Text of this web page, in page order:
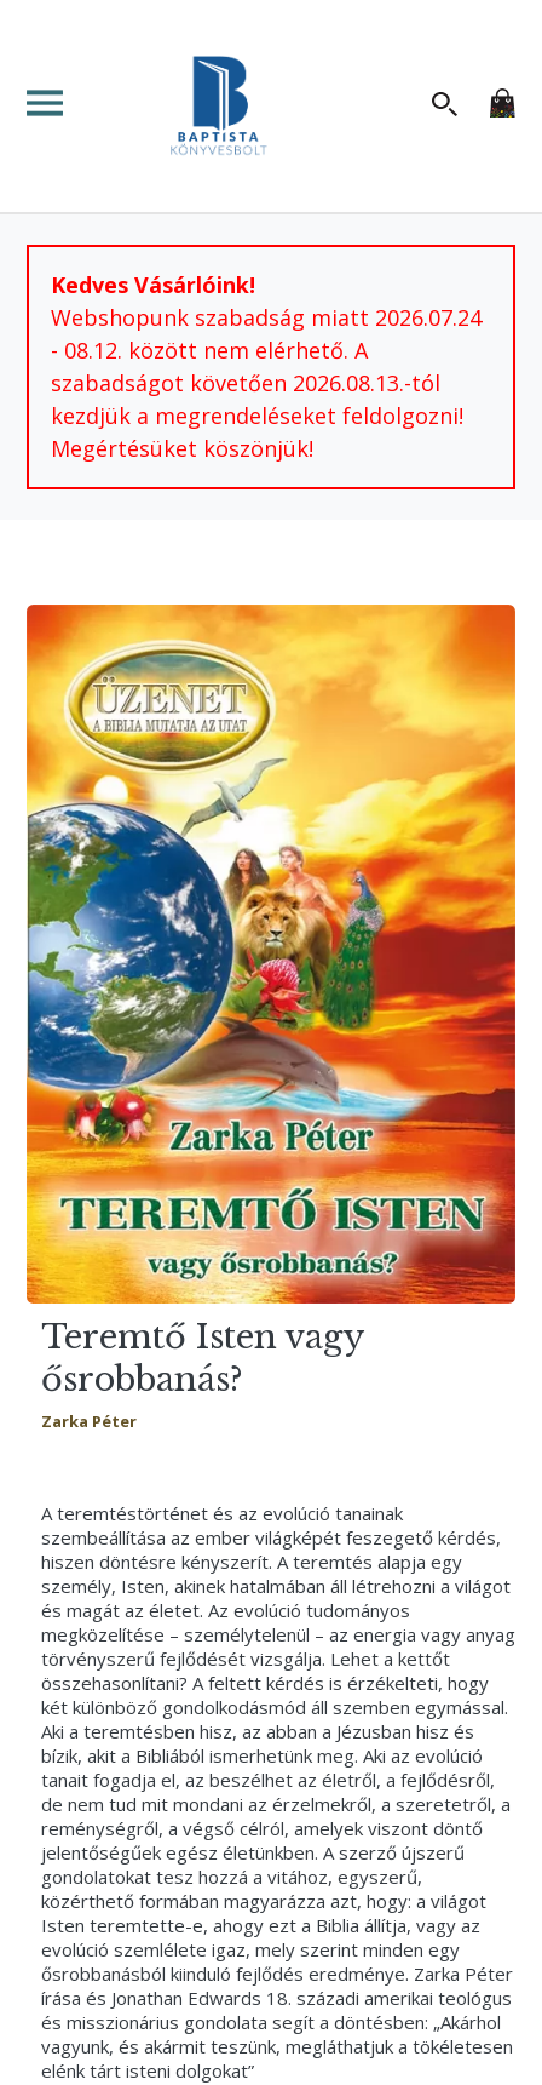
Kedves Vásárlóink!
Webshopunk szabadság miatt 2026.07.24
- 08.12. között nem elérhető. A
szabadságot követően 2026.08.13.-tól
kezdjük a megrendeléseket feldolgozni!
Megértésüket köszönjük!
Teremtő Isten vagy
ősrobbanás?
Zarka Péter
A teremtéstörténet és az evolúció tanainak
szembeállítása az ember világképét feszegető kérdés,
hiszen döntésre kényszerít. A teremtés alapja egy
személy, Isten, akinek hatalmában áll létrehozni a világot
és magát az életet. Az evolúció tudományos
megközelítése – személytelenül – az energia vagy anyag
törvényszerű fej­lődését vizsgálja. Lehet a kettőt
összehasonlítani? A feltett kérdés is érzékelteti, hogy
két különböző gondolkodásmód áll szemben egymással.
Aki a teremtésben hisz, az abban a Jézusban hisz és
bízik, akit a Bibliából ismerhetünk meg. Aki az evolúció
tanait fogadja el, az beszélhet az életről, a fejlődésről,
de nem tud mit mondani az érzelmekről, a szeretetről, a
reménységről, a végső célról, amelyek viszont döntő
jelentőségűek egész életünkben. A szerző újszerű
gondolatokat tesz hozzá a vitához, egy­szerű,
közérthető formában magyarázza azt, hogy: a világot
Isten teremtette-e, ahogy ezt a Biblia állítja, vagy az
evolúció szemlélete igaz, mely szerint minden egy
ősrobbanásból kiin­duló fejlődés eredménye. Zarka Péter
írása és Jonathan Edwards 18. századi amerikai teológus
és misszionárius gon­dolata segít a döntésben: „Akárhol
vagyunk, és akármit teszünk, megláthatjuk a tökéletesen
elénk tárt isteni dolgokat”